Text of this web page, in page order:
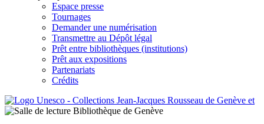
Espace presse
Tournages
Demander une numérisation
Transmettre au Dépôt légal
Prêt entre bibliothèques (institutions)
Prêt aux expositions
Partenariats
Crédits